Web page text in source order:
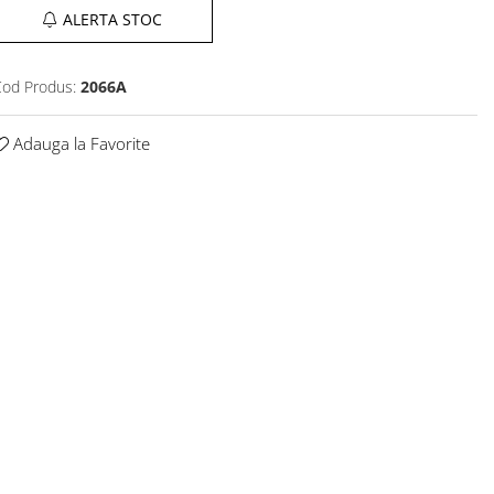
ALERTA STOC
Produs: 2066A
Adauga la Favorite